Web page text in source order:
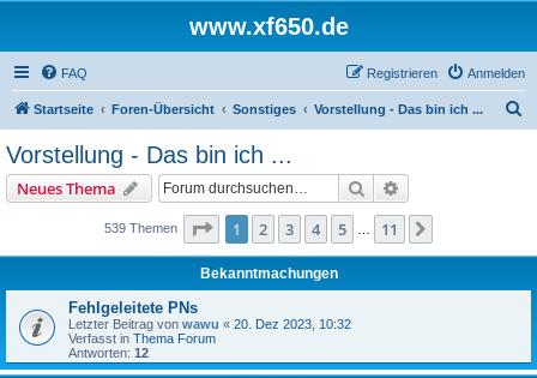
www.xf650.de
FAQ Anmelden
Registrieren
Startseite Foren-Übersicht Sonstiges Vorstellung - Das bin ich ...
Vorstellung - Das bin ich ...
Neues Thema Suche
539 Themen Seite 1von 11
1 2 3 4 5 11
Bekanntmachungen
Fehlgeleitete PNs
Letzter Beitrag von wawu « 20. Dez 2023, 10:32
Verfasst in Thema Forum
Antworten: 12